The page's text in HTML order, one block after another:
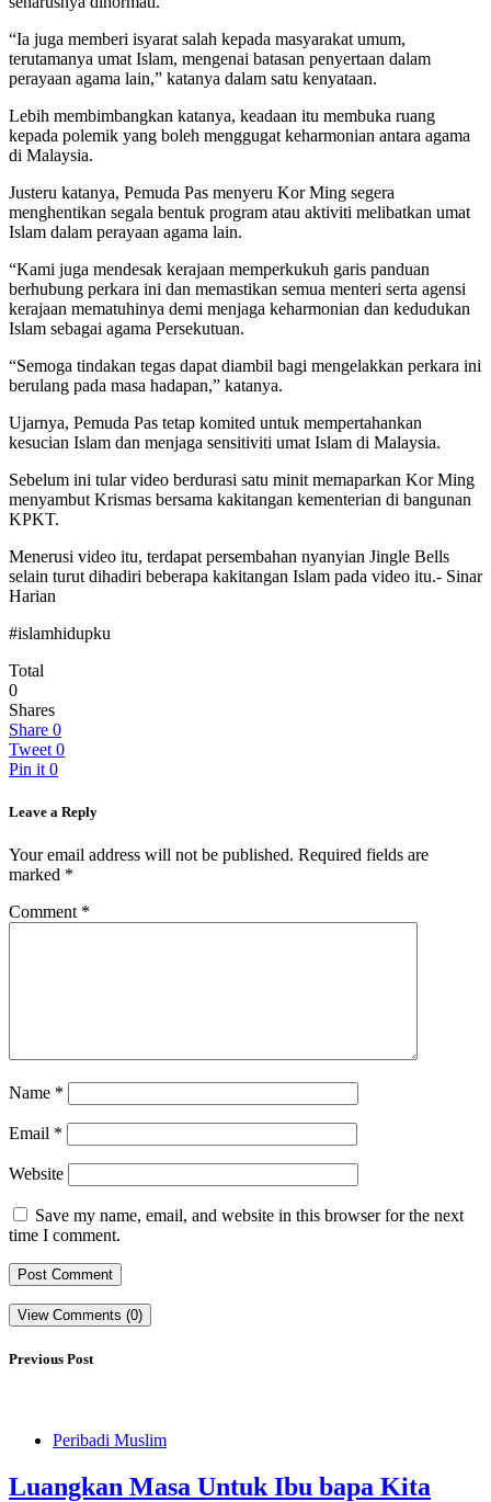
“Ia juga memberi isyarat salah kepada masyarakat umum,
terutamanya umat Islam, mengenai batasan penyertaan dalam
perayaan agama lain,” katanya dalam satu kenyataan.
Lebih membimbangkan katanya, keadaan itu membuka ruang
kepada polemik yang boleh menggugat keharmonian antara agama
di Malaysia.
Justeru katanya, Pemuda Pas menyeru Kor Ming segera
menghentikan segala bentuk program atau aktiviti melibatkan umat
Islam dalam perayaan agama lain.
“Kami juga mendesak kerajaan memperkukuh garis panduan
berhubung perkara ini dan memastikan semua menteri serta agensi
kerajaan mematuhinya demi menjaga keharmonian dan kedudukan
Islam sebagai agama Persekutuan.
“Semoga tindakan tegas dapat diambil bagi mengelakkan perkara ini
berulang pada masa hadapan,” katanya.
Ujarnya, Pemuda Pas tetap komited untuk mempertahankan
kesucian Islam dan menjaga sensitiviti umat Islam di Malaysia.
Sebelum ini tular video berdurasi satu minit memaparkan Kor Ming
menyambut Krismas bersama kakitangan kementerian di bangunan
KPKT.
Menerusi video itu, terdapat persembahan nyanyian Jingle Bells
selain turut dihadiri beberapa kakitangan Islam pada video itu.- Sinar
Harian
#islamhidupku
Total
0
Shares
Share 0
Tweet 0
Pin it 0
Leave a Reply
Your email address will not be published. Required fields are
marked *
Comment *
Name *
Email *
Website
Save my name, email, and website in this browser for the next
time I comment.
View Comments (0)
Previous Post
Peribadi Muslim
Luangkan Masa Untuk Ibu bapa Kita